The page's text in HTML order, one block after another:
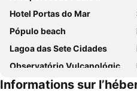
Hotel Portas do Mar
Pópulo beach
Lagoa das Sete Cidades
Observatório Vulcanológico dos Açores
Nascente Termal da Ferraria
Informations sur